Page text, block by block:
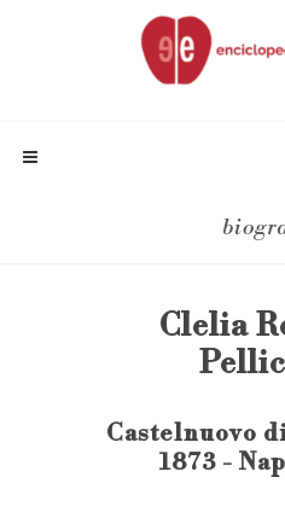
Clelia
Castelnuovo
1873 -